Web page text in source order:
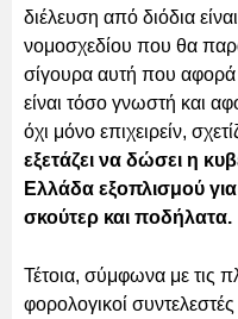
διέλευση από διόδια
νομοσχεδίου που θα
σίγουρα αυτή που
είναι τόσο γνωστή και
όχι μόνο επιχειρείν,
εξετάζει να δώσει η
Ελλάδα εξοπλισμού
σκούτερ και ποδήλατα.
Τέτοια, σύμφωνα με τις
φορολογικοί